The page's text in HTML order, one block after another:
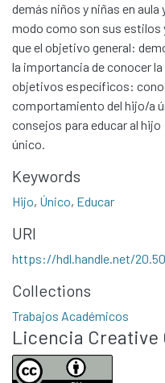
Communities & Collections
All of DSpace
Statistics
Contacto
demás niños y niñas en aula
modo como son sus estilos
que el objetivo general:
la importancia de conocer
objetivos específicos:
comportamiento del hijo/a
consejos para educar al hijo
único.
Keywords
Hijo, Único, Educar
URI
https://hdl.handle.net/
Collections
Trabajos Académicos
Licencia Creative